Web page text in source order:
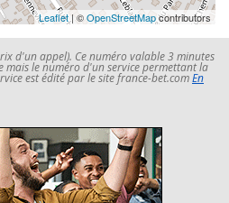
Leaflet| ©OpenStreetMapcontributors
d'un appel). Ce numéro valable 3 minutes
le numéro d'un service permettant la
est édité par le site france-bet.comEn